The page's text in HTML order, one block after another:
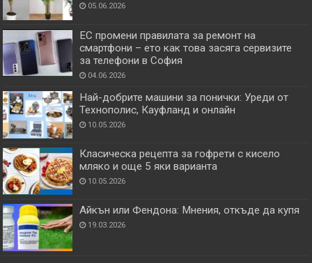
05.06.2026
ЕС промени правилата за ремонт на
смартфони – ето как това засяга сервизите
за телефони в София
04.06.2026
Най-добрите машини за понички: Уреди от
Технополис, Кауфланд и онлайн
10.05.2026
Класическа рецепта за гофрети с кисело
мляко и още 5 яки варианта
10.05.2026
Айкън или Фендона: Мнения, откъде да купя
19.03.2026